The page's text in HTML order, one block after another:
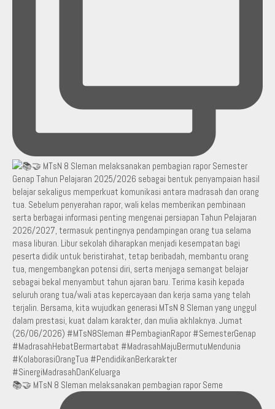
📚🤝 MTsN 8 Sleman melaksanakan pembagian rapor Seme